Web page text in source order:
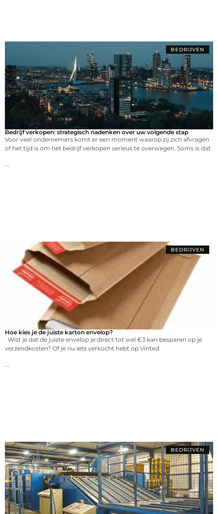
BEDRIJVEN
Bedrijf verkopen: strategisch nadenken over uw volgende stap
Voor veel ondernemers komt er een moment waarop zij zich afvragen
of het tijd is om het bedrijf verkopen serieus te overwegen. Soms is dat
BEDRIJVEN
Hoe kies je de juiste karton envelop?
Wist je dat de juiste envelop je direct tot wel €3 kan besparen op je
verzendkosten? Of je nu iets verkocht hebt op Vinted
BEDRIJVEN